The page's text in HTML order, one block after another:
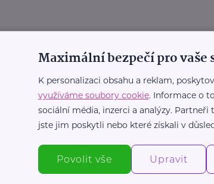
Newsletter
Maximální bezpečí pro vaše
K personalizaci obsahu a reklam,
využíváme soubory cookie. Informace o
sociální média, inzerci a analýzy.
jste jim poskytli nebo které získali v
Povolit vše Upravit